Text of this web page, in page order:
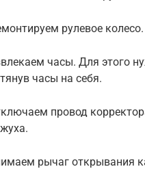
рулевое
часы. Для этого
часы на себя.
провод
рычаг открывания